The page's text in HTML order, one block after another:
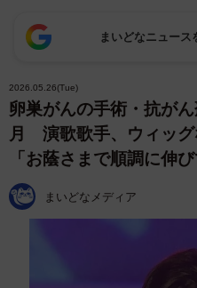
まいどなニュー
2026.05.26(Tue)
卵巣がんの手術・抗が
月 演歌歌手、ウィッ
「お蔭さまで順調に伸
まいどなメディア